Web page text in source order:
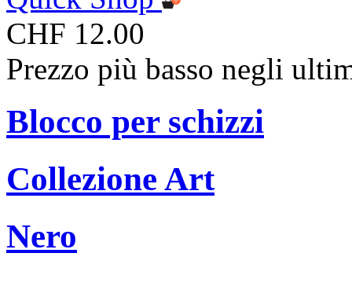
CHF 12.00
Prezzo più basso negli
Blocco per schizzi
Collezione Art
Nero